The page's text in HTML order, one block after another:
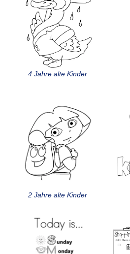
4 Jahre alte Kinder
2 Jahre alte Kinder